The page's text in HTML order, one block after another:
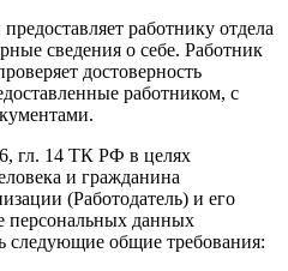
работнику отдела
сведения о себе. Работник
достоверность
работником, с
гл. 14 ТК РФ в целях
и гражданина
(Работодатель) и его
персональных данных
следующие общие требования: